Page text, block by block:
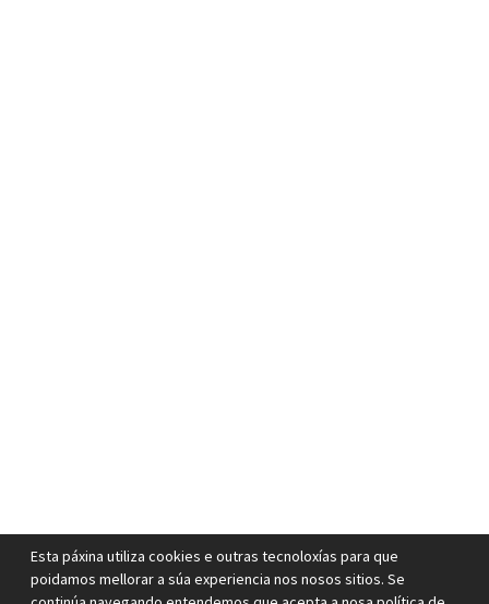
Esta páxina utiliza cookies e outras tecnoloxías para que
poidamos mellorar a súa experiencia nos nosos sitios. Se